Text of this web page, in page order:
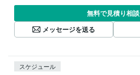
無料で見積り相談
メッセージを送る
スケジュール